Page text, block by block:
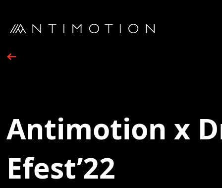
Antimotion x
Efest’22